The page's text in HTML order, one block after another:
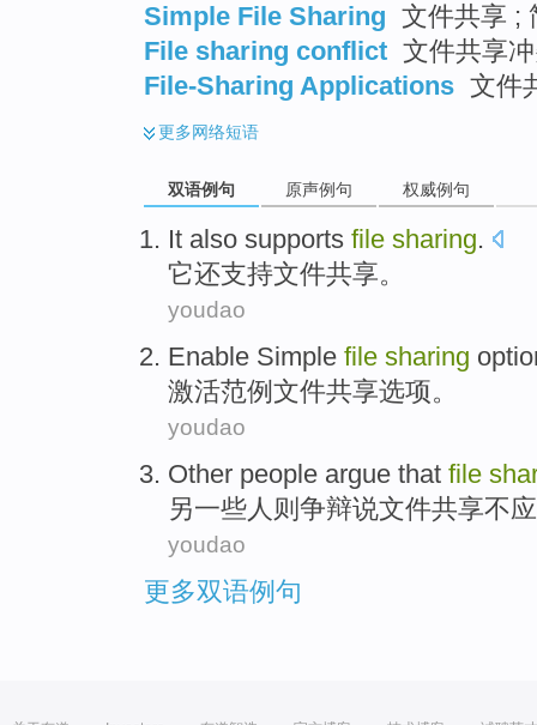
Simple File Sharing 文件共享 ;
File sharing conflict 文件共享
File-Sharing Applications 文件
更多网络短语
双语例句 原声例句 权威例句
It also supports file sharing.
它还支持文件共享。
youdao
Enable Simple file sharing
激活范例 文件共享选项。
youdao
Other people argue that file
另一些 人 则争辩说文件共享不
youdao
更多双语例句